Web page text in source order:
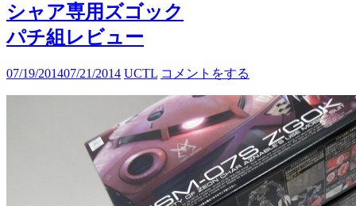
シャア専用ズゴック
パチ組レビュー
07/19/201407/21/2014 UCTL コメントをする